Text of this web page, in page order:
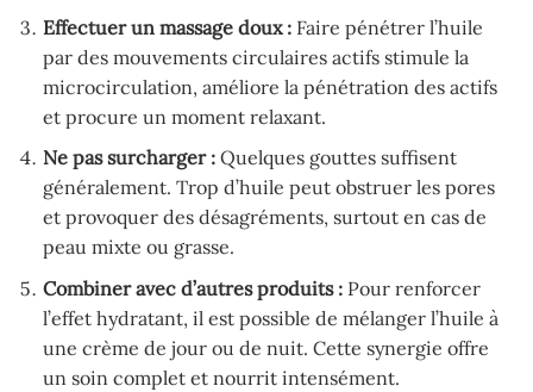
Effectuer un massage doux :Faire pénétrer l’huile
par des mouvements circulaires actifs stimule la
microcirculation, améliore la pénétration des actifs
et procure un moment relaxant.
Ne pas surcharger :Quelques gouttes suffisent
généralement. Trop d’huile peut obstruer les pores
et provoquer des désagréments, surtout en cas de
peau mixte ou grasse.
Combiner avec d’autres produits :Pour renforcer
l’effet hydratant, il est possible de mélanger l’huile à
une crème de jour ou de nuit. Cette synergie offre
un soin complet et nourrit intensément.